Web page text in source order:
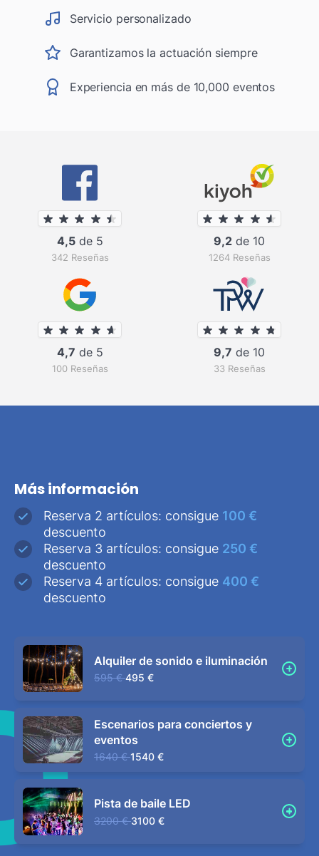
Servicio personalizado
Garantizamos la actuación siempre
Experiencia en más de 10,000 eventos
4,5de 5
342 Reseñas
9,2 de 10
1264 Reseñas
4,7 de 5
100 Reseñas
9,7 de 10
33 Reseñas
Más información
Reserva 2 artículos: consigue 100 €
descuento
Reserva 3 artículos: consigue 250 €
descuento
Reserva 4 artículos: consigue 400 €
descuento
Alquiler de sonido e iluminación
595 € 495 €
Escenarios para conciertos y
eventos
1640 € 1540 €
Pista de baile LED
3200 € 3100 €